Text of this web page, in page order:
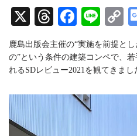
g
a
d
b
e
C
a
n
n
e
X
T
hr
ea
ds
Fa
ce
bo
ok
Li
ne
C
y
鹿島出版会主催の“実施を前提と
の”という条件の建築コンペで、
れるSDレビュー2021を観てきまし